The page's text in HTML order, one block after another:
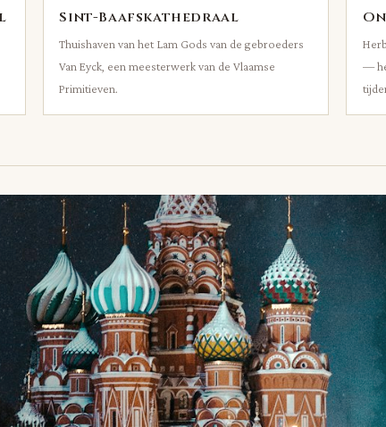
Sint-Baafskathedraal
Thuishaven van het Lam Gods van de gebroeders
Van Eyck, een meesterwerk van de Vlaamse
Primitieven.
—